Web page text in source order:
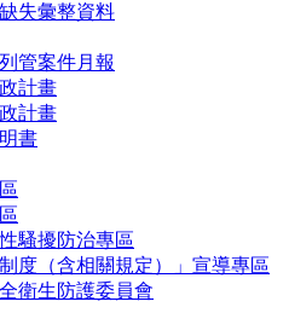
失彙整資料
管案件月報
計畫
計畫
書
騷擾防治專區
制度（含相關規定）」宣導專區
衛生防護委員會